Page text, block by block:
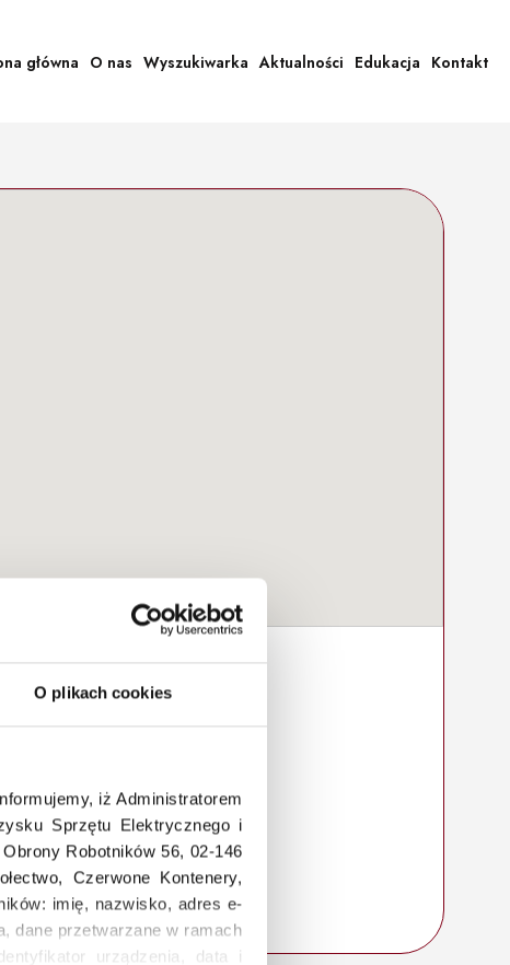
O plikach cookies
iż Administratorem
Sprzętu Elektrycznego i
Robotników 56, 02-146
Czerwone Kontenery,
imię, nazwisko, adres e-
dane przetwarzane w ramach
urządzenia, data i
główna O nas Wyszukiwarka Aktualności Edukacja Kontakt